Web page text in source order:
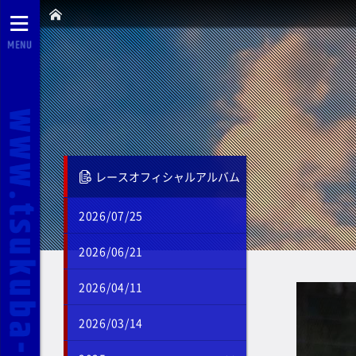
MENU
レースオフィシャルアルバム
2026/07/25
2026/06/21
2026/04/11
2026/03/14